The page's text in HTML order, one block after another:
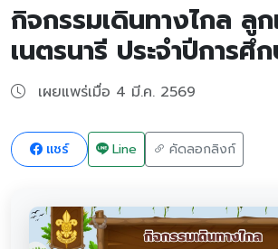
กิจกรรมเดินทางไกล ลู
เนตรนารี ประจำปีการศึ
เผยแพร่เมื่อ 4 มี.ค. 2569
แชร์ Line คัดลอกลิงก์